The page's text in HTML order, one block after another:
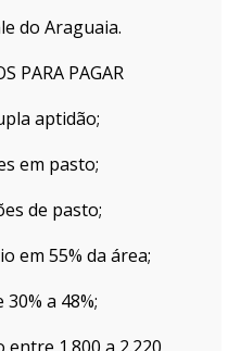
do Araguaia.
PARA PAGAR
aptidão;
em pasto;
de pasto;
em 55% da área;
a 48%;